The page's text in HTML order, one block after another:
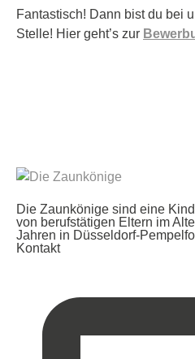
Fantastisch! Dann bist du bei
Stelle! Hier geht’s zur
Die Zaunkönige sind eine
von berufstätigen Eltern im
Jahren in Düsseldorf-
Kontakt